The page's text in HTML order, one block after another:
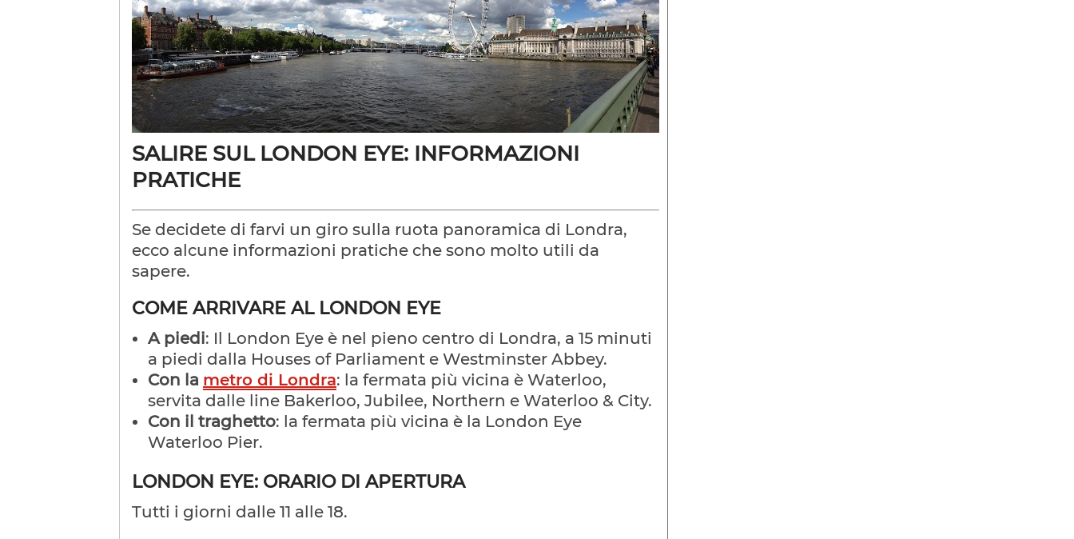
SALIRE SUL LONDON EYE: INFORMAZIONI
PRATICHE
Se decidete di farvi un giro sulla ruota panoramica di Londra,
ecco alcune informazioni pratiche che sono molto utili da
sapere.
COME ARRIVARE AL LONDON EYE
A piedi: Il London Eye è nel pieno centro di Londra, a 15 minuti
a piedi dalla Houses of Parliament e Westminster Abbey.
Con la metro di Londra: la fermata più vicina è Waterloo,
servita dalle line Bakerloo, Jubilee, Northern e Waterloo & City.
Con il traghetto: la fermata più vicina è la London Eye
Waterloo Pier.
LONDON EYE: ORARIO DI APERTURA
Tutti i giorni dalle 11 alle 18.